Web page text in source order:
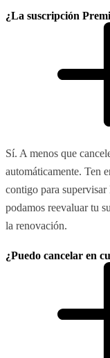
¿La suscripción
Sí. A menos que
automáticamente. Ten
contigo para supervisar
podamos reevaluar tu
la renovación.
¿Puedo cancelar en